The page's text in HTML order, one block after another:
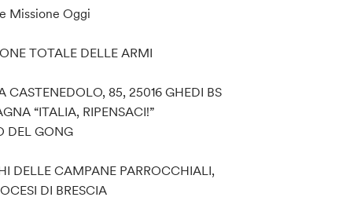
Missione Oggi
TOTALE DELLE ARMI
CASTENEDOLO, 85, 25016 GHEDI BS
“ITALIA, RIPENSACI!”
DEL GONG
DELLE CAMPANE PARROCCHIALI,
DI BRESCIA